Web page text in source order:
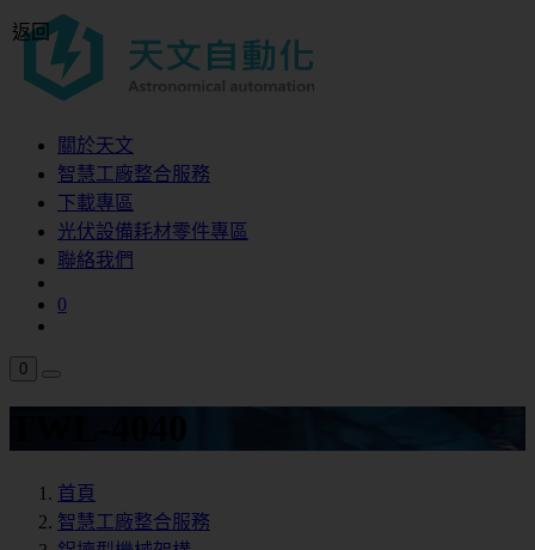
關於天文
智慧工廠整合服務
下載專區
光伏設備耗材零件專區
聯絡我們
0
0
首頁
智慧工廠整合服務
返回